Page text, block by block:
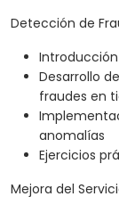
Detección de
Desarrollo
fraudes en
anomalías
Ejercicios
Mejora del